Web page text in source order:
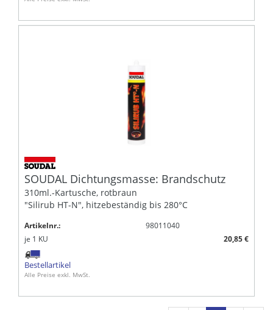
SOUDAL Dichtungsmasse: Brandschutz
310ml.-Kartusche, rotbraun
"Silirub HT-N", hitzebeständig bis 280°C
Artikelnr.:
98011040
je 1 KU 20,85 €
Bestellartikel
Alle Preise exkl. MwSt.